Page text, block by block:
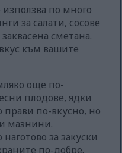
по много
за салати, сосове
сметана.
към вашите
още по-
плодове, ядки
прави по-вкусно, но
мазнини.
за закуски
по-добре.